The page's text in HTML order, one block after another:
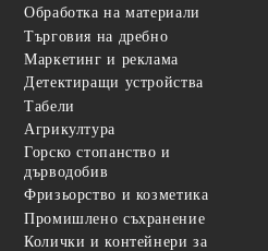
Обработка на материали
Търговия на дребно
Маркетинг и реклама
Детектиращи устройства
Табели
Агрикултура
Горско стопанство и
дърводобив
Фризьорство и козметика
Промишлено съхранение
Колички и контейнери за